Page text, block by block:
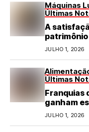
Máquinas
Últimas
A
JULHO 1, 2026
Últimas
Franquias
ganham
refeições
JULHO 1, 2026